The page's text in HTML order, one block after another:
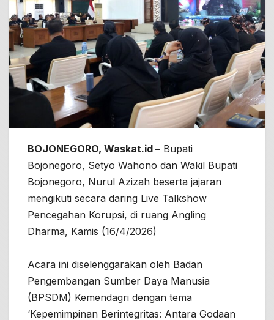
BOJONEGORO, Waskat.id – Bupati
Bojonegoro, Setyo Wahono dan Wakil Bupati
Bojonegoro, Nurul Azizah beserta jajaran
mengikuti secara daring Live Talkshow
Pencegahan Korupsi, di ruang Angling
Dharma, Kamis (16/4/2026)
Acara ini diselenggarakan oleh Badan
Pengembangan Sumber Daya Manusia
(BPSDM) Kemendagri dengan tema
‘Kepemimpinan Berintegritas: Antara Godaan